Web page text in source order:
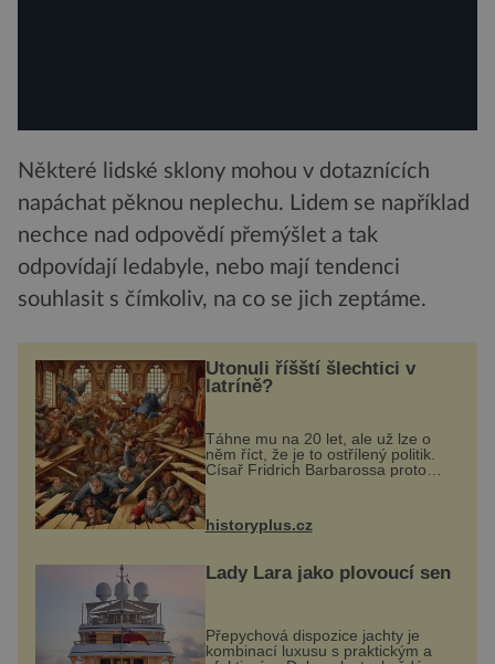
Některé lidské sklony mohou v dotaznících
napáchat pěknou neplechu. Lidem se například
nechce nad odpovědí přemýšlet a tak
odpovídají ledabyle, nebo mají tendenci
souhlasit s čímkoliv, na co se jich zeptáme.
Utonuli říšští šlechtici v
latríně?
Táhne mu na 20 let, ale už lze o
něm říct, že je to ostřílený politik.
Císař Fridrich Barbarossa proto
posílá svého syna a dědice
prostředníkem při řešení sporu m...
historyplus.cz
Lady Lara jako plovoucí sen
Přepychová dispozice jachty je
kombinací luxusu s praktickým a